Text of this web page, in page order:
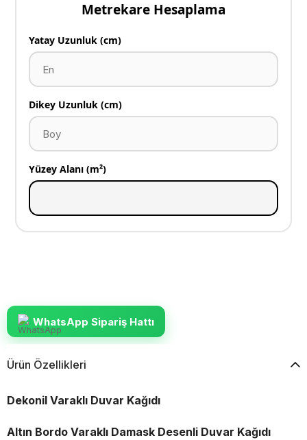
Metrekare Hesaplama
Yatay Uzunluk (cm)
Dikey Uzunluk (cm)
Yüzey Alanı (m²)
WhatsApp Sipariş Hattı
Ürün Özellikleri
Dekonil Varaklı Duvar Kağıdı
Altın Bordo Varaklı Damask Desenli Duvar Kağıdı